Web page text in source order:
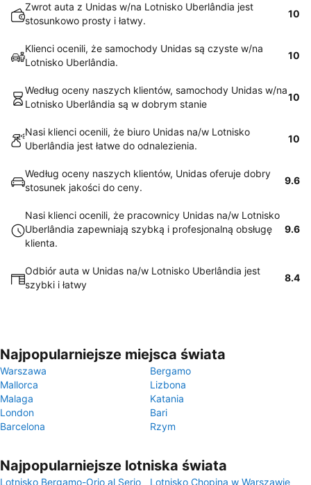
Zwrot auta z Unidas w/na Lotnisko Uberlândia jest
stosunkowo prosty i łatwy.
10
Klienci ocenili, że samochody Unidas są czyste w/na
Lotnisko Uberlândia.
10
Według oceny naszych klientów, samochody Unidas w/na
Lotnisko Uberlândia są w dobrym stanie
10
Nasi klienci ocenili, że biuro Unidas na/w Lotnisko
Uberlândia jest łatwe do odnalezienia.
10
Według oceny naszych klientów, Unidas oferuje dobry
stosunek jakości do ceny.
9.6
Nasi klienci ocenili, że pracownicy Unidas na/w Lotnisko
Uberlândia zapewniają szybką i profesjonalną obsługę
klienta.
9.6
Odbiór auta w Unidas na/w Lotnisko Uberlândia jest
szybki i łatwy
8.4
Najpopularniejsze miejsca świata
Warszawa
Bergamo
Mallorca
Lizbona
Malaga
Katania
London
Bari
Barcelona
Rzym
Najpopularniejsze lotniska świata
Lotnisko Bergamo-Orio al Serio Lotnisko Chopina w Warszawie